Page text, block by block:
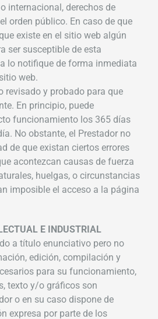
internacional, derechos de
orden público. En caso de que
existe en el sitio web algún
ser susceptible de esta
lo notifique de forma inmediata
web.
revisado y probado para que
En principio, puede
funcionamiento los 365 días
No obstante, el Prestador no
de que existan ciertos errores
acontezcan causas de fuerza
huelgas, o circunstancias
imposible el acceso a la página
E INDUSTRIAL
a título enunciativo pero no
edición, compilación y
para su funcionamiento,
texto y/o gráficos son
o en su caso dispone de
expresa por parte de los